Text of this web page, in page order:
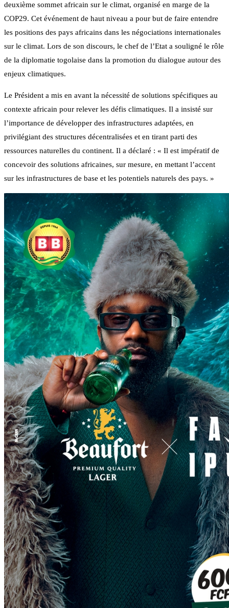
deuxième sommet africain sur le climat, organisé en marge de la
COP29. Cet événement de haut niveau a pour but de faire entendre
les positions des pays africains dans les négociations internationales
sur le climat. Lors de son discours, le chef de l’Etat a souligné le rôle
de la diplomatie togolaise dans la promotion du dialogue autour des
enjeux climatiques.
Le Président a mis en avant la nécessité de solutions spécifiques au
contexte africain pour relever les défis climatiques. Il a insisté sur
l’importance de développer des infrastructures adaptées, en
privilégiant des structures décentralisées et en tirant parti des
ressources naturelles du continent. Il a déclaré : « Il est impératif de
concevoir des solutions africaines, sur mesure, en mettant l’accent
sur les infrastructures de base et les potentiels naturels des pays. »